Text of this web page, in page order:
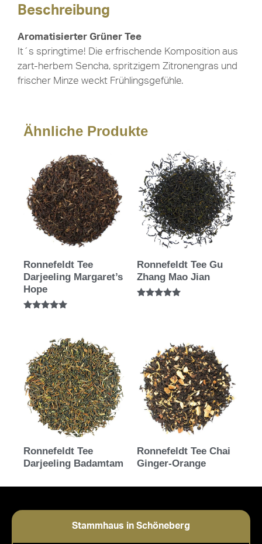
Beschreibung
Aromatisierter Grüner Tee
It´s springtime! Die erfrischende Komposition aus
zart-herbem Sencha, spritzigem Zitronengras und
frischer Minze weckt Frühlingsgefühle.
Ähnliche Produkte
Ronnefeldt Tee
Darjeeling Margaret’s
Hope
Ronnefeldt Tee Gu
Zhang Mao Jian
Ronnefeldt Tee
Darjeeling Badamtam
Ronnefeldt Tee Chai
Ginger-Orange
Stammhaus in Schöneberg